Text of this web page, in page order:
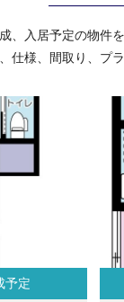
、入居予定の物件
仕様、間取り、プ
予定